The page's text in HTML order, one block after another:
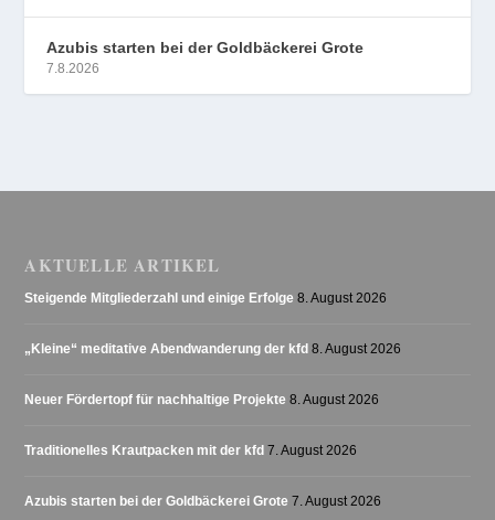
Azubis starten bei der Goldbäckerei Grote
7.8.2026
AKTUELLE ARTIKEL
Steigende Mitgliederzahl und einige Erfolge 8. August 2026
„Kleine“ meditative Abendwanderung der kfd 8. August 2026
Neuer Fördertopf für nachhaltige Projekte 8. August 2026
Traditionelles Krautpacken mit der kfd 7. August 2026
Azubis starten bei der Goldbäckerei Grote 7. August 2026